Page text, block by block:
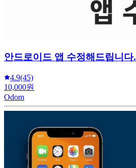
안드로이드 앱 수정해드립니다.
4.9(45)
10,000원
Odom